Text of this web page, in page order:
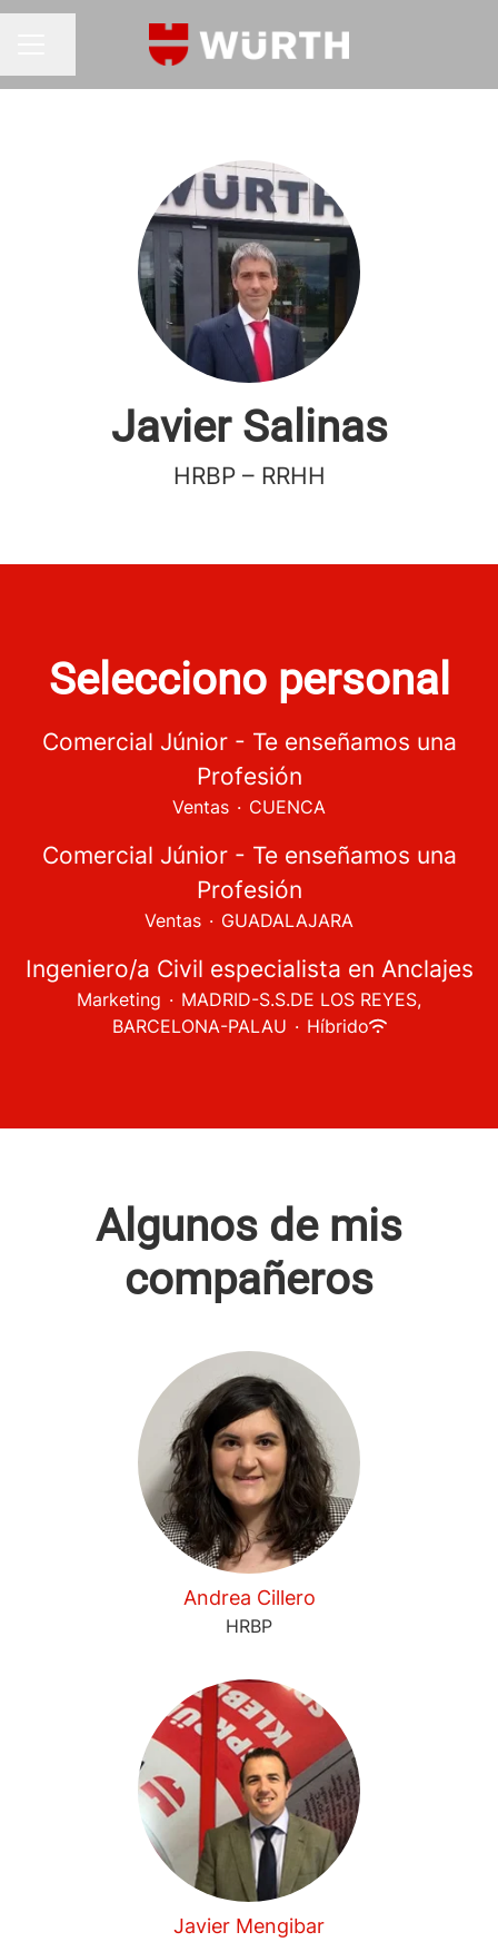
MENÚ DE EMPLEO
Compartir página
Javier Salinas
HRBP – RRHH
Selecciono personal
Comercial Júnior - Te enseñamos una
Profesión
Ventas · CUENCA
Comercial Júnior - Te enseñamos una
Profesión
Ventas · GUADALAJARA
Ingeniero/a Civil especialista en Anclajes
Marketing · MADRID-S.S.DE LOS REYES,
BARCELONA-PALAU · Híbrido
Algunos de mis
compañeros
Andrea Cillero
HRBP
Javier Mengibar